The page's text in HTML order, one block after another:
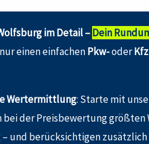
im Detail –Dein
einen einfachenPkw-oder
Wertermittlung: Starte mit
bei der Preisbewertung
und berücksichtigen